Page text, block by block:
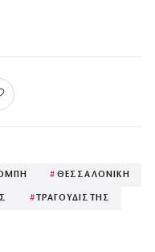
# ΘΕΣΣΑΛΟΝΙΚΗ
# ΤΡΑΓΟΥΔΙΣΤΗΣ